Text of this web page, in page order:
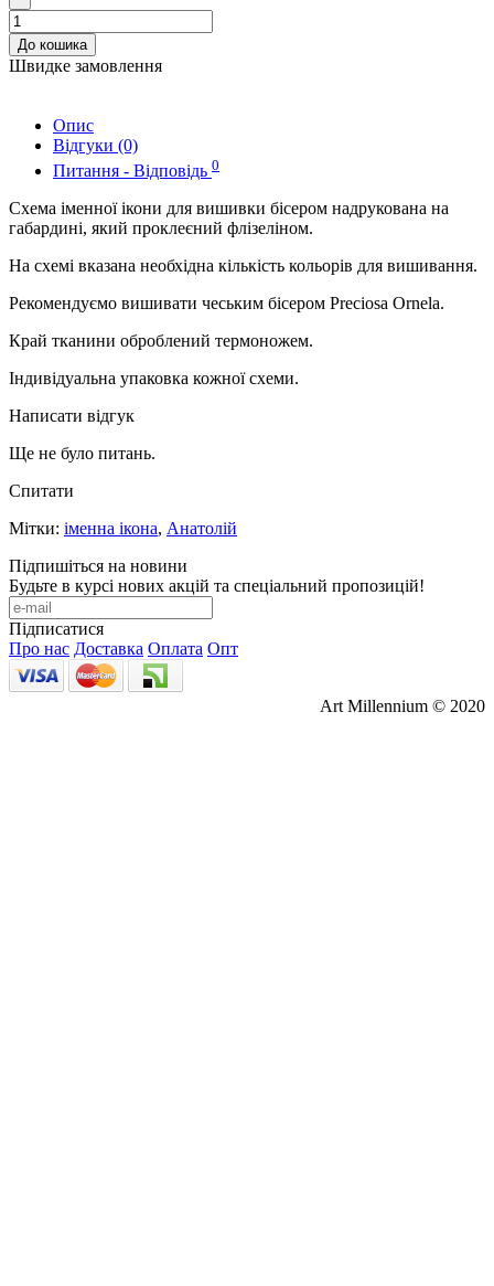
До кошика
Швидке замовлення
Опис
Відгуки (0)
Питання - Відповідь 0
Схема іменної ікони для вишивки бісером надрукована на
габардині, який проклеєний флізеліном.
На схемі вказана необхідна кількість кольорів для вишивання.
Рекомендуємо вишивати чеським бісером Preciosa Ornela.
Край тканини оброблений термоножем.
Індивідуальна упаковка кожної схеми.
Написати відгук
Ще не було питань.
Спитати
Мітки: іменна ікона, Анатолій
Підпишіться на новини
Будьте в курсі нових акцій та спеціальний пропозицій!
Підписатися
Про нас Доставка Оплата Опт
Art Millennium © 2020